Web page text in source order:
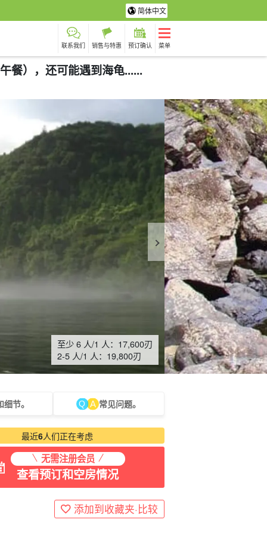
简体中文
联系我们 销售与特惠 预订确认 菜单
餐），还可能遇到海龟......
至少 6 人/1 人： 17,600刃
2-5 人/1 人： 19,800刃
摄影之旅
节。 常见问题。
最近6人们正在考虑
无需注册会员
查看预订和空房情况
添加到收藏夹·比较